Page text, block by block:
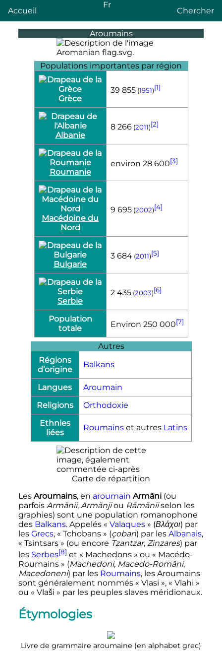
Accueil
Fr
Chercher
Aroumains
Populations importantes par région
Grèce
39 855(1951)[1]
Albanie
8 266(2011)[2]
Roumanie
environ 28 600[3]
Macédoine du
Nord
9 695(2002)[4]
Bulgarie
3 684(2011)[5]
Serbie
2 435(2003)[6]
Population
totale
Environ 250 000[7]
Autres
Régions
d’origine
Balkans
Langues
Aroumain
Religions
Orthodoxie
Ethnies
liées
Roumainset autres Latins
Carte de répartition
Les Aroumains, en aroumain Armãni(ou
parfois Armãnii, Armãnjiou Rãmãniiselon les
graphies) sont une population romanophone
des Balkans. Appelés « Valaques » (Βλάχοι) par
les Grecs, « Tchobans » (çoban) par les Albanais,
« Tsintsars » (ou encore Tzantzar, Zinzares) par
les Serbes[8] et « Machedons » ou « Macédo-
Roumains » (Machedoni, Macedo-Români,
Macedoneni) par les Roumains, les Aroumains
sont généralement nommés « Vlasi », « Vlahi »
ou « Vlaši » par les peuples slaves méridionaux.
Étymologies
Livre de grammaire aroumaine (en alphabet grec)